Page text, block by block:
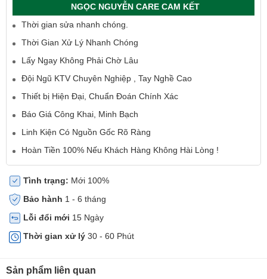
NGỌC NGUYỄN CARE CAM KẾT
Thời gian sửa nhanh chóng.
Thời Gian Xử Lý Nhanh Chóng
Lấy Ngay Không Phải Chờ Lâu
Đội Ngũ KTV Chuyên Nghiệp , Tay Nghề Cao
Thiết bị Hiện Đại, Chuẩn Đoán Chính Xác
Báo Giá Công Khai, Minh Bạch
Linh Kiện Có Nguồn Gốc Rõ Ràng
Hoàn Tiền 100% Nếu Khách Hàng Không Hài Lòng !
Tình trạng: Mới 100%
Bảo hành 1 - 6 tháng
Lỗi đổi mới 15 Ngày
Thời gian xử lý 30 - 60 Phút
Sản phẩm liên quan